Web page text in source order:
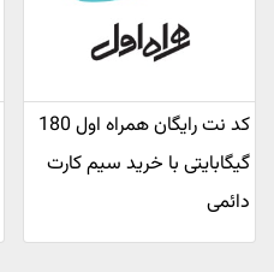
کد نت رایگان همراه اول 180
گیگابایتی با خرید سیم کارت
دائمی